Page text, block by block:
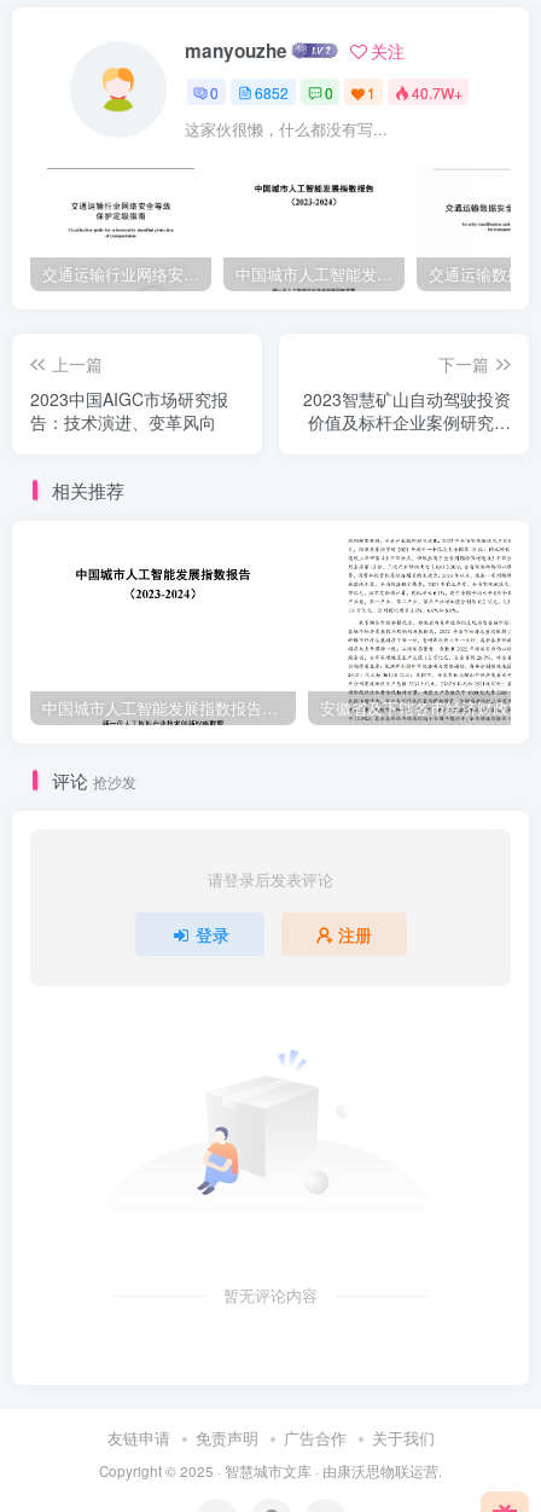
流程效率和释放营收法力，最绕达智能驾望需求预测产品研发A+泛娱
乐智能客服智慧化运营到经济价值.成本价值和战路价值共游戏开发游
戏测试同提升的发展局面，AI+医疗智能速能智能性产智能调度智能导
诊时物研发美术设计节意战路价值电子历医疗像智能网联智能质检工
厂设计NP动虚拟人完内管理数字疗法智能车云智能仓储图整安全管理
1763视制作智能平编辅助诊疗医疗机器人智管护AI检验智能维保智能
巷后设备健康管理板权保护创收创利降本效青。。阅料来源：公开注
抱括智环保把能家居
manyouzhe 关注
0 6852 0 1 40.7W+
这家伙很懒，什么都没有写...
交通运输行业网络安全等级保护定级指南（JTT-904—2023）2023 中国城市人工智能发展指数报告（2023-2024）
上一篇
2023中国AIGC市场研究报
告：技术演进、变革风向
下一篇
2023智慧矿山自动驾驶投资
价值及标杆企业案例研究亿
相关推荐
中国城市人工智能发展指数报告（2023-2024）
评论 抢沙发
请登录后发表评论
登录 注册
暂无评论内容
友链申请 免责声明 广告合作 关于我们
Copyright © 2025 · 智慧城市文库 · 由康沃思物联运营.